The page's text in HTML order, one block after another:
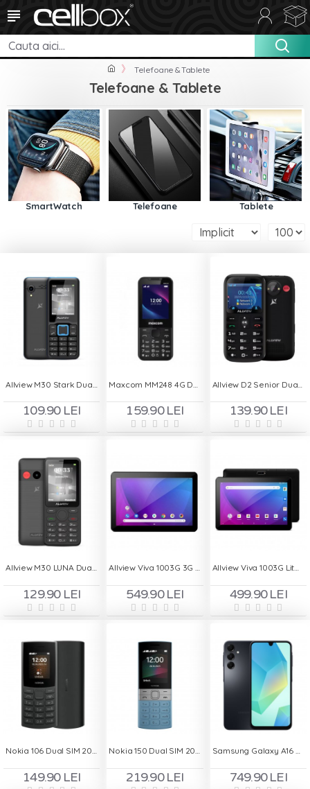
Telefoane & Tablete
Telefoane & Tablete
SmartWatch Telefoane Tablete
109.90 LEI 159.90 LEI 139.90 LEI
Allview M30 LUNA Dual Sim - Gri
129.90 LEI
Allview Viva 1003G 3G - Negru
549.90 LEI
Allview Viva 1003G Lite - Negru
499.90 LEI
Nokia 106 Dual SIM 2023 - Charcoal
149.90 LEI
Nokia 150 Dual SIM 2023 - Albastru
219.90 LEI
Samsung Galaxy A16 Dual SIM, 128GB, 4GB RAM - Negru
749.90 LEI